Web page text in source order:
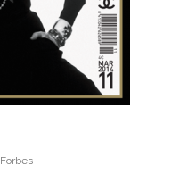
Forbes